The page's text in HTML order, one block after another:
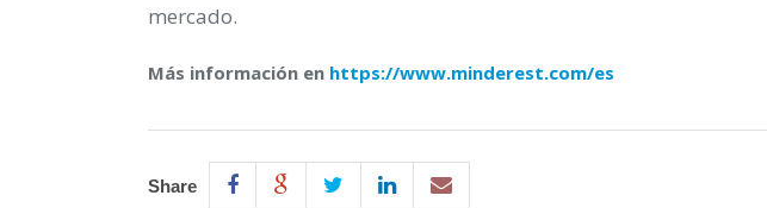
mercado.
Más información en https://www.minderest.com/es
Share